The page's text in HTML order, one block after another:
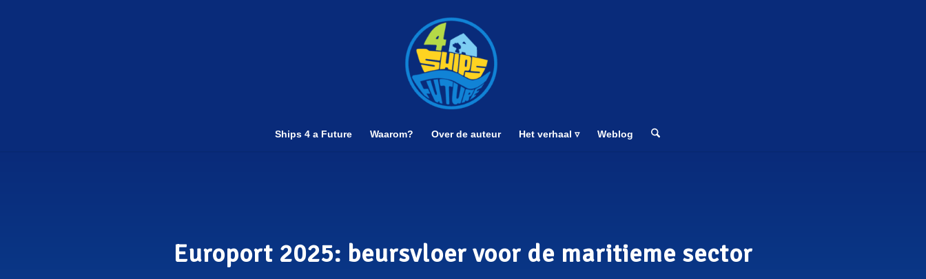
Ships 4 a Future Waarom? Over de auteur Het verhaal ▿ Weblog
Europort 2025: beursvloer voor de maritieme sector